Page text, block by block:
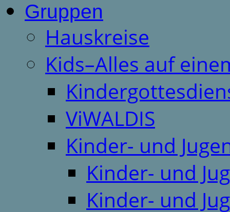
Gruppen
Hauskreise
Kids–Alles auf
ViWALDIS
Kinder- und
Kinder- und
Kinder- und